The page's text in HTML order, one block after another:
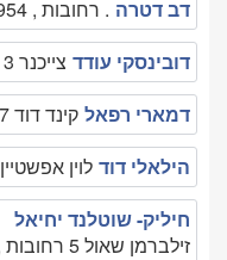
דב דטרה . רחובות , 0505301954
דובינסקי עודד צייכנר 3 רחובות , 0522743853
דמארי רפאל קינד דוד 7 רחובות , 0522740096
הילאלי דוד לוין אפשטיין 60 רחובות , 089454848
חיליק- שוטלנד יחיאל
זילברמן שאול 5 רחובות , 0522521595